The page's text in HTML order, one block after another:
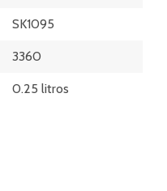
SK1095
3360
0.25 litros